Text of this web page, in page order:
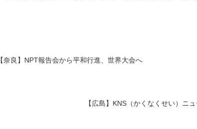
【奈良】NPT報告会から平和行進、世界大会へ
【広島】KNS（かくなくせい）ニ